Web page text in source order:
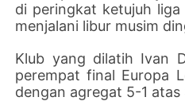
di peringkat ketujuh
menjalani libur musim
Klub yang dilatih Ivan
perempat final Europa
dengan agregat 5-1 atas